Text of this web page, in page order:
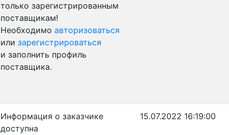
только зарегистрированным
поставщикам!
Необходимо авторизоваться
или зарегистрироваться
и заполнить профиль
поставщика.
Информация о заказчике
доступна
15.07.2022 16:19:00